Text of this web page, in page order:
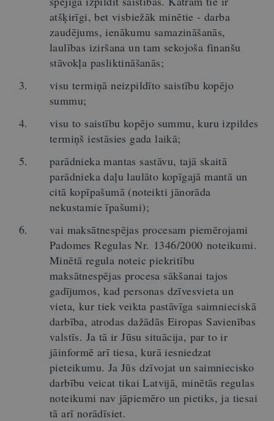
atšķirīgi, bet visbiežāk minētie - darba
zaudējums, ienākumu samazināšanās,
laulības iziršana un tam sekojoša finanšu
stāvokļa pasliktināšanās;
visu termiņā neizpildīto saistību kopējo
summu;
visu to saistību kopējo summu, kuru izpildes
termiņš iestāsies gada laikā;
parādnieka mantas sastāvu, tajā skaitā
parādnieka daļu laulāto kopīgajā mantā un
citā kopīpašumā (noteikti jānorāda
nekustamie īpašumi);
vai maksātnespējas procesam piemērojami
Padomes Regulas Nr. 1346/2000 noteikumi.
Minētā regula noteic piekritību
maksātnespējas procesa sākšanai tajos
gadījumos, kad personas dzīvesvieta un
vieta, kur tiek veikta pastāvīga saimnieciskā
darbība, atrodas dažādās Eiropas Savienības
valstīs. Ja tā ir Jūsu situācija, par to ir
jāinformē arī tiesa, kurā iesniedzat
pieteikumu. Ja Jūs dzīvojat un saimniecisko
darbību veicat tikai Latvijā, minētās regulas
noteikumi nav jāpiemēro un pietiks, ja tiesai
tā arī norādīsiet.